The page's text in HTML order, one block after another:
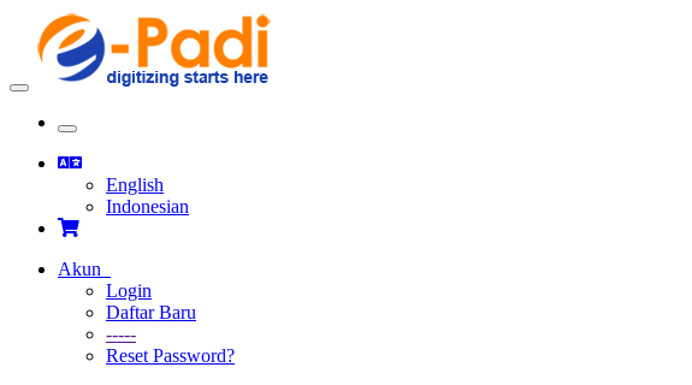
Toggle
Toggle
navigation
English
Indonesian
Akun
Login
Daftar Baru
-----
Reset Password?